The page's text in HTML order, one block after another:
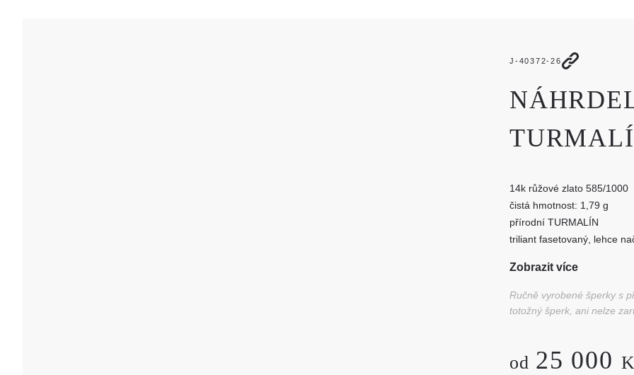
JMÉNO
J-40372-26
14k růžové zlato 585/1000
čistá hmotnost: 1,79 g
přírodní TURMALÍN
triliant fasetovaný, lehce
Zobrazit více
Ručně vyrobené šperky s
totožný šperk, ani nelze
od 25 000